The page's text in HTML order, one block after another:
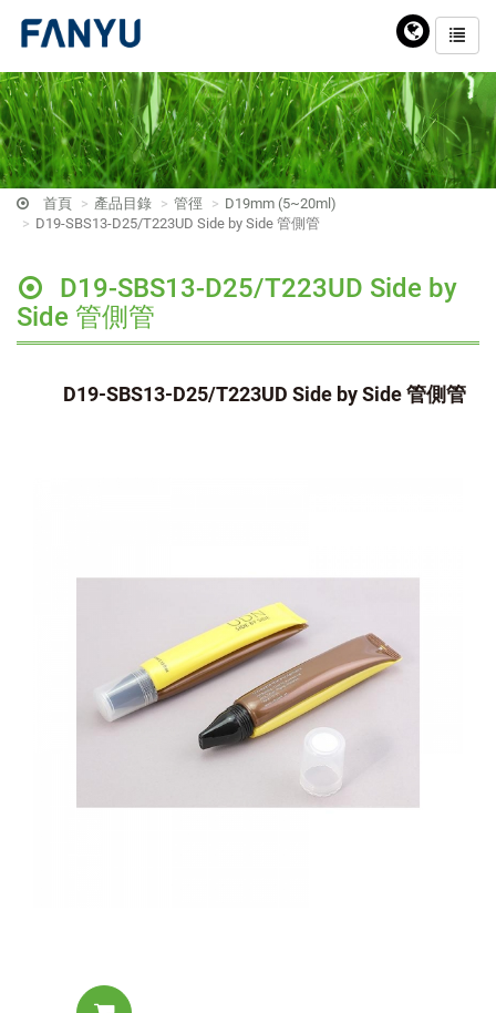
首頁 產品目錄 管徑
D19mm (5~20ml)
D19-SBS13-D25/T223UD Side by Side 管側管
D19-SBS13-D25/T223UD Side by
Side 管側管
D19-SBS13-D25/T223UD Side by Side 管側管